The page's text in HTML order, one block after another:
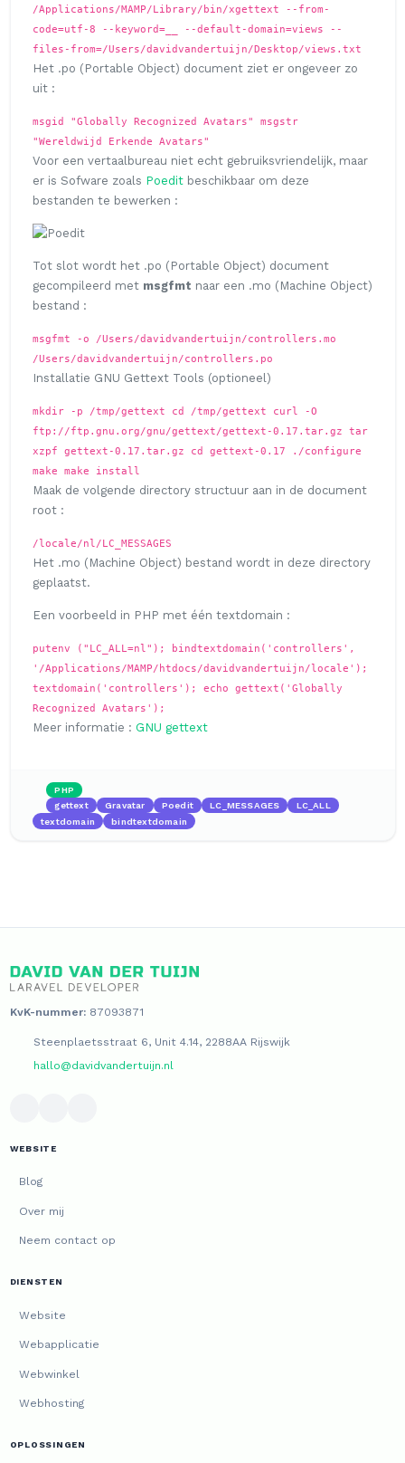
/Applications/MAMP/Library/bin/xgettext --from-
code=utf-8 --keyword=__ --default-domain=views --
files-from=/Users/davidvandertuijn/Desktop/views.txt
Het .po (Portable Object) document ziet er ongeveer zo
uit :
msgid "Globally Recognized Avatars" msgstr
"Wereldwijd Erkende Avatars"
Voor een vertaalbureau niet echt gebruiksvriendelijk, maar
er is Sofware zoals Poedit beschikbaar om deze
bestanden te bewerken :
Tot slot wordt het .po (Portable Object) document
gecompileerd met msgfmt naar een .mo (Machine Object)
bestand :
msgfmt -o /Users/davidvandertuijn/controllers.mo
/Users/davidvandertuijn/controllers.po
Installatie GNU Gettext Tools (optioneel)
mkdir -p /tmp/gettext cd /tmp/gettext curl -O
ftp://ftp.gnu.org/gnu/gettext/gettext-0.17.tar.gz tar
xzpf gettext-0.17.tar.gz cd gettext-0.17 ./configure
make make install
Maak de volgende directory structuur aan in de document
root :
/locale/nl/LC_MESSAGES
Het .mo (Machine Object) bestand wordt in deze directory
geplaatst.
Een voorbeeld in PHP met één textdomain :
putenv ("LC_ALL=nl"); bindtextdomain('controllers',
'/Applications/MAMP/htdocs/davidvandertuijn/locale');
textdomain('controllers'); echo gettext('Globally
Recognized Avatars');
Meer informatie : GNU gettext
PHP
gettext
Gravatar Poedit LC_MESSAGES
LC_ALL
textdomain
bindtextdomain
KvK-nummer:87093871
Steenplaetsstraat 6, Unit 4.14, 2288AA Rijswijk
hallo@davidvandertuijn.nl
WEBSITE
Blog
Over mij
Neem contact op
DIENSTEN
Website
Webapplicatie
Webwinkel
Webhosting
OPLOSSINGEN